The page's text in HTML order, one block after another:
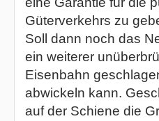
Güterverkehrs zu
Soll dann noch das
ein weiterer
Eisenbahn
abwickeln kann.
auf der Schiene die